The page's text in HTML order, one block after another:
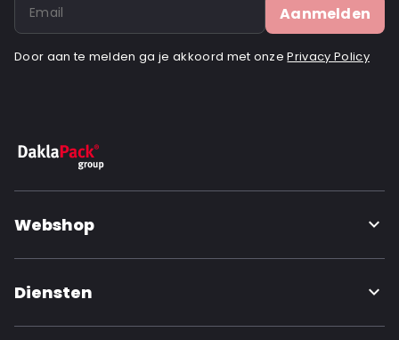
Aanmelden
Door aan te melden ga je akkoord met onzePrivacy Policy
Webshop
Diensten